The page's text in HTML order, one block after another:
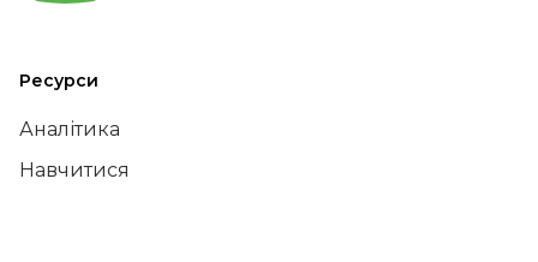
Ресурси
Аналітика
Навчитися